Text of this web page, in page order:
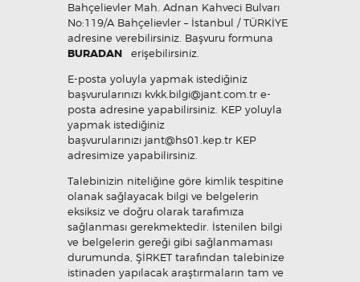
Bahçelievler Mah. Adnan Kahveci Bulvarı
No:119/A Bahçelievler – İstanbul / TÜRKİYE
adresine verebilirsiniz. Başvuru formuna
BURADAN
erişebilirsiniz.
E-posta yoluyla yapmak istediğiniz
başvurularınızı kvkk.bilgi@jant.com.tr e-
posta adresine yapabilirsiniz. KEP yoluyla
yapmak istediğiniz
başvurularınızı jant@hs01.kep.tr KEP
adresimize yapabilirsiniz.
Talebinizin niteliğine göre kimlik tespitine
olanak sağlayacak bilgi ve belgelerin
eksiksiz ve doğru olarak tarafımıza
sağlanması gerekmektedir. İstenilen bilgi
ve belgelerin gereği gibi sağlanmaması
durumunda, ŞİRKET tarafından talebinize
istinaden yapılacak araştırmaların tam ve